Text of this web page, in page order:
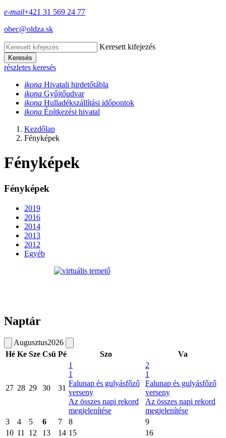
e-mail+421 31 569 24 77
obec@oldza.sk
Keresett kifejezés
Keresés
részletes keresés
ikona Hivatali hirdetőtábla
ikona Gyűjtőudvar
ikona Hulladékszállítási időpontok
ikona Építkezési hivatal
Kezdőlap
Fényképek
Fényképek
Fényképek
2019
2016
2014
2013
2012
Egyéb
Naptár
Augusztus2026
Hé Ke Sze Csü Pé Szo Va
27 28 29 30 31
1
1
Falunap és gulyásfőző
verseny
Az összes napi rekord
megjelenítése
2
1
Falunap és gulyásfőző
verseny
Az összes napi rekord
megjelenítése
3
4 5 6 7 8
9
10 11 12 13 14 15
16